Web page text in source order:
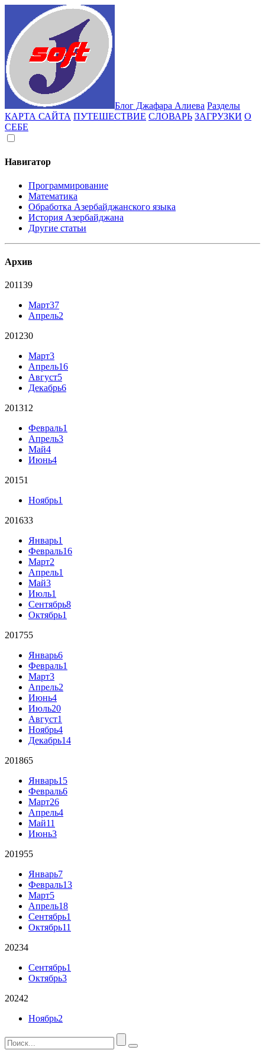
Блог Джафара Алиева Разделы
КАРТА САЙТА ПУТЕШЕСТВИЕ СЛОВАРЬ ЗАГРУЗКИ О
СЕБЕ
Навигатор
Программирование
Математика
Обработка Азербайджанского языка
История Азербайджана
Другие статьи
Архив
201139
Март37
Апрель2
201230
Март3
Апрель16
Август5
Декабрь6
201312
Февраль1
Апрель3
Май4
Июнь4
20151
Ноябрь1
201633
Январь1
Февраль16
Март2
Апрель1
Май3
Июль1
Сентябрь8
Октябрь1
201755
Январь6
Февраль1
Март3
Апрель2
Июнь4
Июль20
Август1
Ноябрь4
Декабрь14
201865
Январь15
Февраль6
Март26
Апрель4
Май11
Июнь3
201955
Январь7
Февраль13
Март5
Апрель18
Сентябрь1
Октябрь11
20234
Сентябрь1
Октябрь3
20242
Ноябрь2